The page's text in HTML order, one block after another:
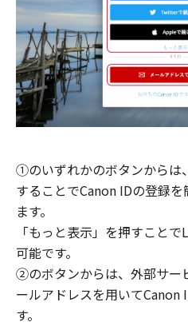
①のいずれかのボタンからは
することでCanon IDの登録
ます。
「もっと表示」を押すこと
可能です。
②のボタンからは、外部サー
ールアドレスを用いてCanon
す。